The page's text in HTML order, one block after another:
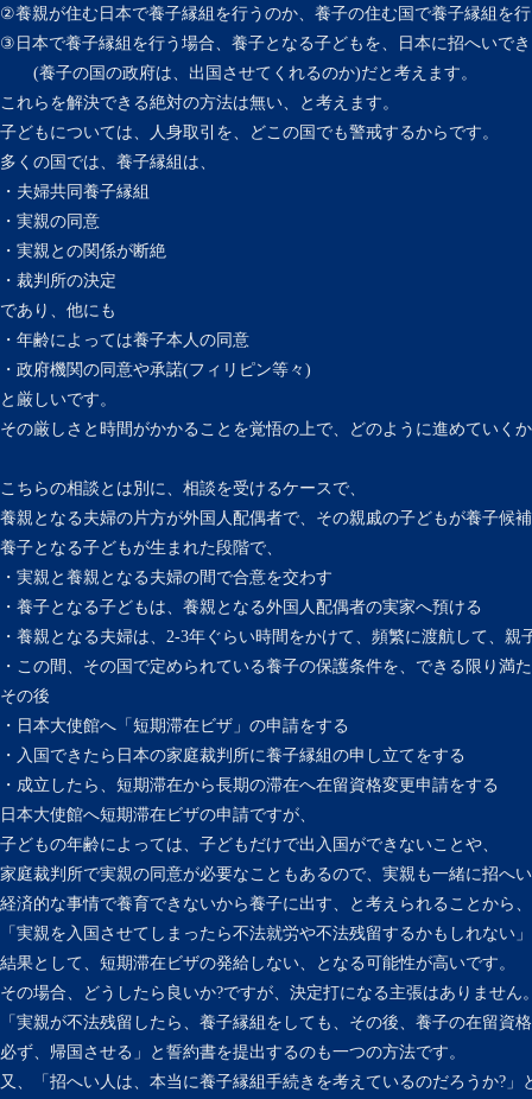
②養親が住む日本で養子縁組を行うのか、養子の住む国で養子縁組を
③日本で養子縁組を行う場合、養子となる子どもを、日本に招へいで
(養子の国の政府は、出国させてくれるのか)だと考えます。
これらを解決できる絶対の方法は無い、と考えます。
子どもについては、人身取引を、どこの国でも警戒するからです。
多くの国では、養子縁組は、
・夫婦共同養子縁組
・実親の同意
・実親との関係が断絶
・裁判所の決定
であり、他にも
・年齢によっては養子本人の同意
・政府機関の同意や承諾(フィリピン等々)
と厳しいです。
その厳しさと時間がかかることを覚悟の上で、どのように進めていく
こちらの相談とは別に、相談を受けるケースで、
養親となる夫婦の片方が外国人配偶者で、その親戚の子どもが養子候
養子となる子どもが生まれた段階で、
・実親と養親となる夫婦の間で合意を交わす
・養子となる子どもは、養親となる外国人配偶者の実家へ預ける
・養親となる夫婦は、2-3年ぐらい時間をかけて、頻繁に渡航して、親
・この間、その国で定められている養子の保護条件を、できる限り満
その後
・日本大使館へ「短期滞在ビザ」の申請をする
・入国できたら日本の家庭裁判所に養子縁組の申し立てをする
・成立したら、短期滞在から長期の滞在へ在留資格変更申請をする
日本大使館へ短期滞在ビザの申請ですが、
子どもの年齢によっては、子どもだけで出入国ができないことや、
家庭裁判所で実親の同意が必要なこともあるので、実親も一緒に招へ
経済的な事情で養育できないから養子に出す、と考えられることから、
「実親を入国させてしまったら不法就労や不法残留するかもしれない
結果として、短期滞在ビザの発給しない、となる可能性が高いです。
その場合、どうしたら良いか?ですが、決定打になる主張はありません
「実親が不法残留したら、養子縁組をしても、その後、養子の在留資
必ず、帰国させる」と誓約書を提出するのも一つの方法です。
又、「招へい人は、本当に養子縁組手続きを考えているのだろうか?